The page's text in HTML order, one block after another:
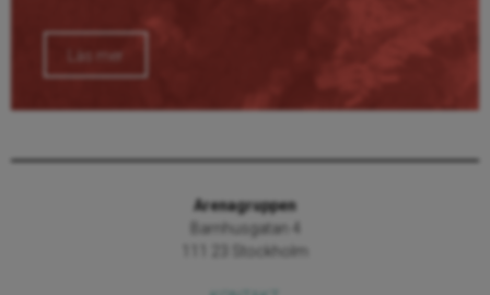
Läs mer
Arenagruppen
Barnhusgatan 4
111 23 Stockholm